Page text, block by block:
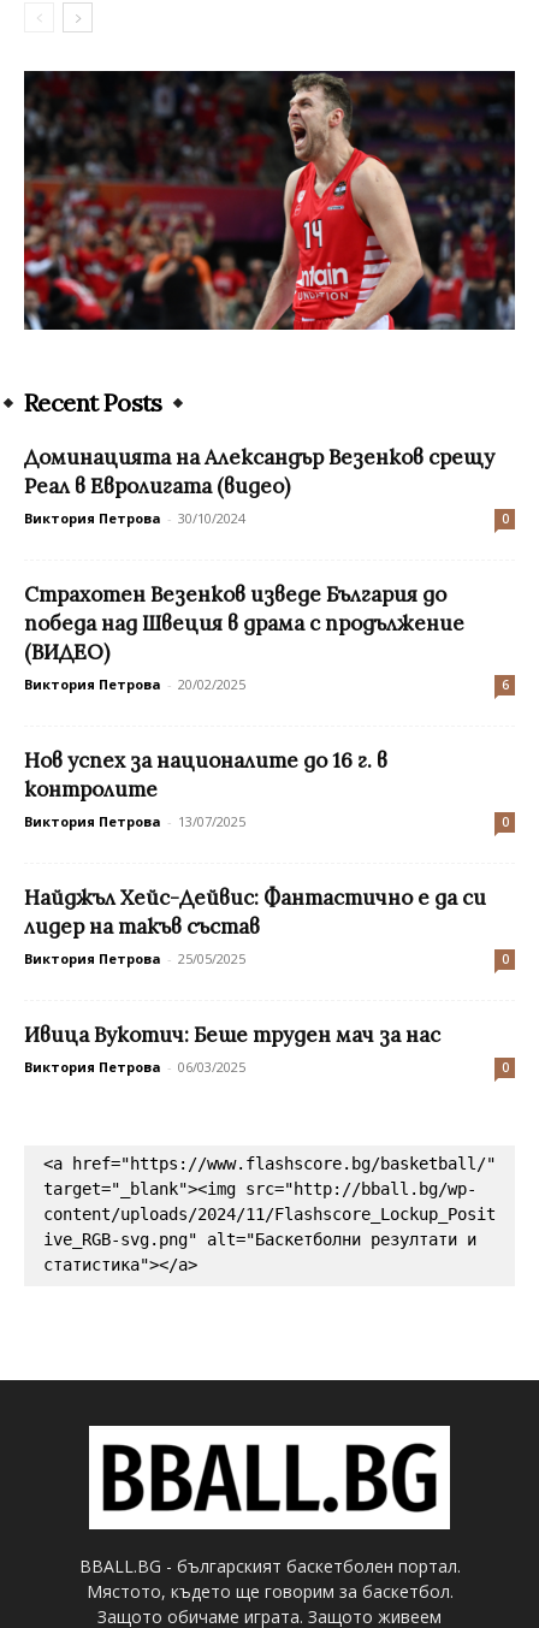
Recent Posts
Доминацията на Александър Везенков срещу
Реал в Евролигата (видео)
Виктория Петрова - 30/10/2024 0
Страхотен Везенков изведе България до
победа над Швеция в драма с продължение
(ВИДЕО)
Виктория Петрова - 20/02/2025 6
Нов успех за националите до 16 г. в
контролите
Виктория Петрова - 13/07/2025 0
Найджъл Хейс-Дейвис: Фантастично е да си
лидер на такъв състав
Виктория Петрова - 25/05/2025 0
Ивица Вукотич: Беше труден мач за нас
Виктория Петрова - 06/03/2025 0
<a href="https://www.flashscore.bg/basketball/"
target="_blank"><img src="http://bball.bg/wp-
content/uploads/2024/11/Flashscore_Lockup_Posit
ive_RGB-svg.png" alt="Баскетболни резултати и
статистика"></a>
BBALL.BG - българският баскетболен портал.
Мястото, където ще говорим за баскетбол.
Защото обичаме играта. Защото живеем